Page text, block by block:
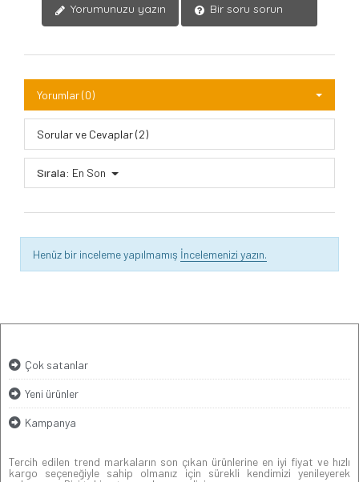
Yorumunuzu yazın Bir soru sorun
Yorumlar (0)
Sorular ve Cevaplar (2)
Sırala: En Son
Henüz bir inceleme yapılmamış İncelemenizi yazın.
Çok satanlar
Yeni ürünler
Kampanya
Tercih edilen trend markaların son çıkan ürünlerine en iyi fiyat ve hızlı
kargo seçeneğiyle sahip olmanız için sürekli kendimizi yenileyerek